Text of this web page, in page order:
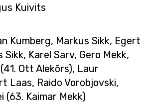
Kuivits
Kumberg, Markus Sikk, Egert
Sikk, Karel Sarv, Gero Mekk,
Ott Alekõrs), Laur
Laas, Raido Vorobjovski,
(63. Kaimar Mekk)